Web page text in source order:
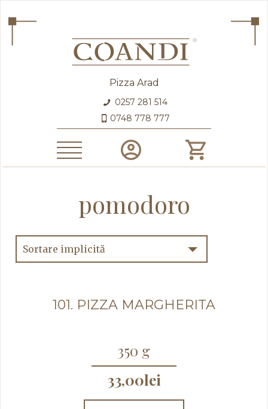
Pizza Arad
0257 281 514
0748 778 777
pomodoro
101. PIZZA MARGHERITA
350 g
33,00lei